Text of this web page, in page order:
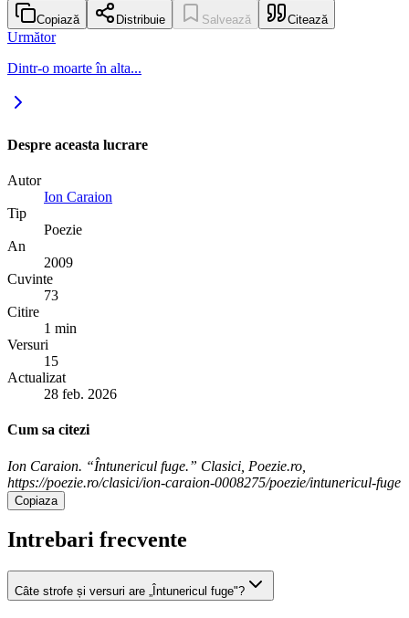
Copiază Distribuie Salvează Citează
Următor
Dintr-o moarte în alta...
Despre aceasta lucrare
Autor
Ion Caraion
Tip
Poezie
An
2009
Cuvinte
73
Citire
1 min
Versuri
15
Actualizat
28 feb. 2026
Cum sa citezi
Ion Caraion. “Întunericul fuge.” Clasici, Poezie.ro,
https://poezie.ro/clasici/ion-caraion-0008275/poezie/intunericul-fuge
Copiaza
Intrebari frecvente
Câte strofe și versuri are „Întunericul fuge"?